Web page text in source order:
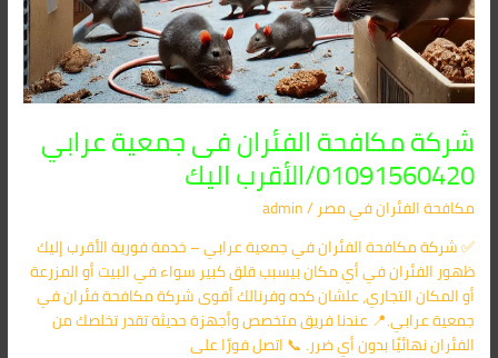
شركة مكافحة الفئران فى جمعية عرابي
01091560420/الأقرب اليك
مكافحة الفئران​ في مصر/
admin
✅ شركة مكافحة الفئران في جمعية عرابي – خدمة فورية الأقرب إليك
ظهور الفئران في أي مكان بيسبب قلق كبير سواء في البيت أو المزرعة
أو المكان التجاري، علشان كده وفرنالك أقوى شركة مكافحة فئران في
جمعية عرابي.📍 عندنا فريق متخصص وأجهزة حديثة تقدر تخلصك من
الفئران نهائيًا بدون أي ضرر. 📞 اتصل فورًا على